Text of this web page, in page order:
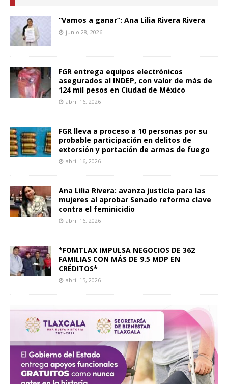
“Vamos a ganar”: Ana Lilia Rivera Rivera
junio 28, 2026
FGR entrega equipos electrónicos
asegurados al INDEP, con valor de más de
124 mil pesos en Ciudad de México
abril 16, 2026
FGR lleva a proceso a 10 personas por su
probable participación en delitos de
extorsión y portación de armas de fuego
abril 16, 2026
Ana Lilia Rivera: avanza justicia para las
mujeres al aprobar Senado reforma clave
contra el feminicidio
abril 16, 2026
*FOMTLAX IMPULSA NEGOCIOS DE 362
FAMILIAS CON MÁS DE 9.5 MDP EN
CRÉDITOS*
abril 15, 2026